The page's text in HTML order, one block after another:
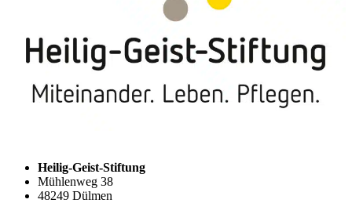
Heilig-Geist-Stiftung
Mühlenweg 38
48249 Dülmen